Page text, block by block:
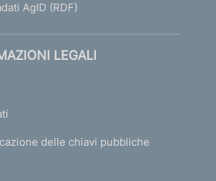
AgID (RDF)
LEGALI
delle chiavi pubbliche